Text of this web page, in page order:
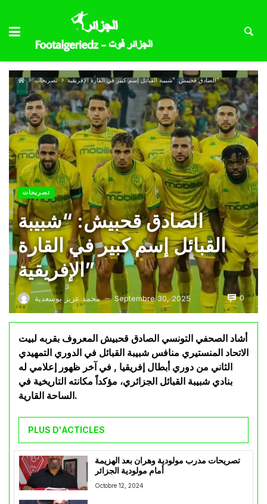
تصريحات الصادق قحبيش: “شبيبة القبائل إسم كبير في القارة الإفريقية”
تصريحات
الصادق قحبيش: “شبيبة
القبائل إسم كبير في القارة
الإفريقية”
محمد عزيز بوسعدية — Septembre 30, 2025 0
أشاد الصحفي التونسي الصادق قحبيش المعروف بقربه لبيت
الاتحاد المنستيري منافس شبيبة القبائل في الدوري التمهيدي
الثاني من دوري أبطال إفريقيا , في آخر ظهور إعلامي له
بنادي شبيبة القبائل الجزائري، مؤكداً مكانته التاريخية في
الساحة القارية.
PLUS D'ACTICLES
تصريحات مدرب مولودية وهران بعد الهزيمة
أمام مولودية الجزائر
Octobre 12, 2024